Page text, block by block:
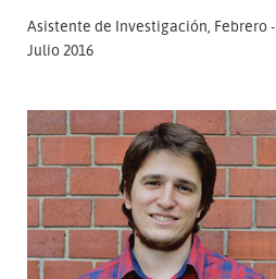
Asistente de Investigación, Febrero -
Julio 2016